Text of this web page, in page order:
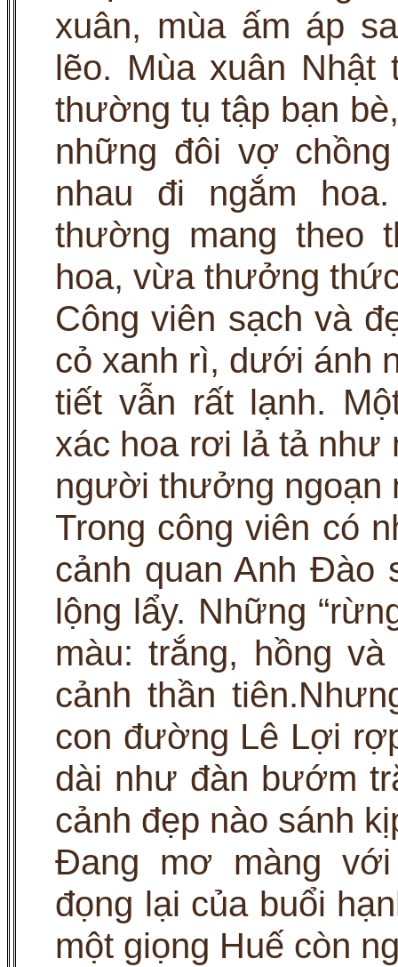
xuân, mùa ấm áp
lẽo. Mùa xuân
thường tụ tập bạn
những đôi vợ
nhau đi ngắm
thường mang theo
hoa, vừa thưởng
Công viên sạch và
cỏ xanh rì, dưới ánh
tiết vẫn rất lạnh.
xác hoa rơi lả tả như
người thưởng ngoạn
Trong công viên có
cảnh quan Anh Đào
lộng lẩy. Những
màu: trắng, hồng
cảnh thần
con đường Lê Lợi
dài như đàn bướm
cảnh đẹp nào sánh
Đang mơ màng
đọng lại của buổi
một giọng Huế còn